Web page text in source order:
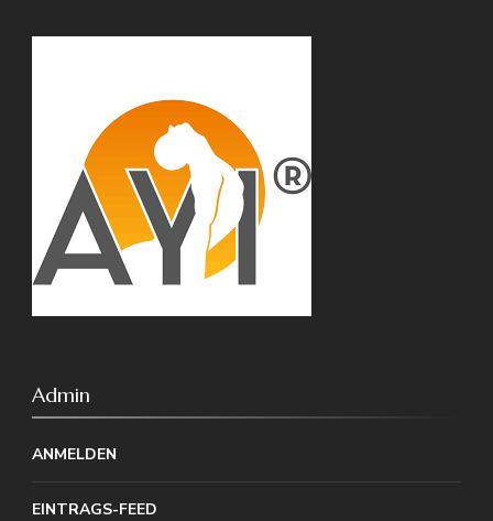
Admin
ANMELDEN
EINTRAGS-FEED